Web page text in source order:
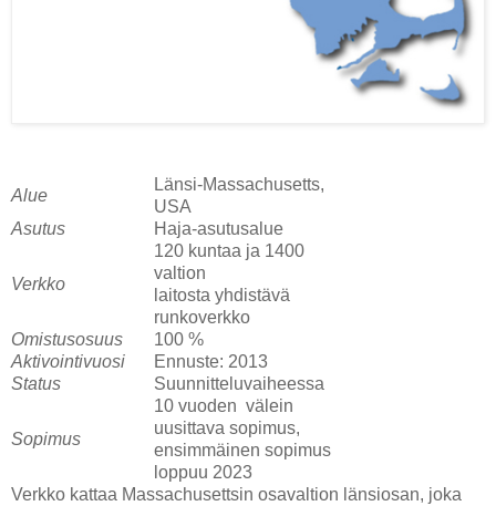
Alue
Länsi-Massachusetts,
USA
Asutus
Haja-asutusalue
Verkko
120 kuntaa ja 1400
valtion
laitosta yhdistävä
runkoverkko
Omistusosuus
100 %
Aktivointivuosi
Ennuste: 2013
Status
Suunnitteluvaiheessa
Sopimus
10 vuoden välein
uusittava sopimus,
ensimmäinen sopimus
loppuu 2023
Verkko kattaa Massachusettsin osavaltion länsiosan, joka